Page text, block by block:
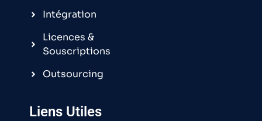
Liens Utiles
Intégration
Licences &
Souscriptions
Outsourcing